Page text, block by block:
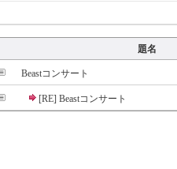
題名
Beastコンサート
[RE] Beastコンサート